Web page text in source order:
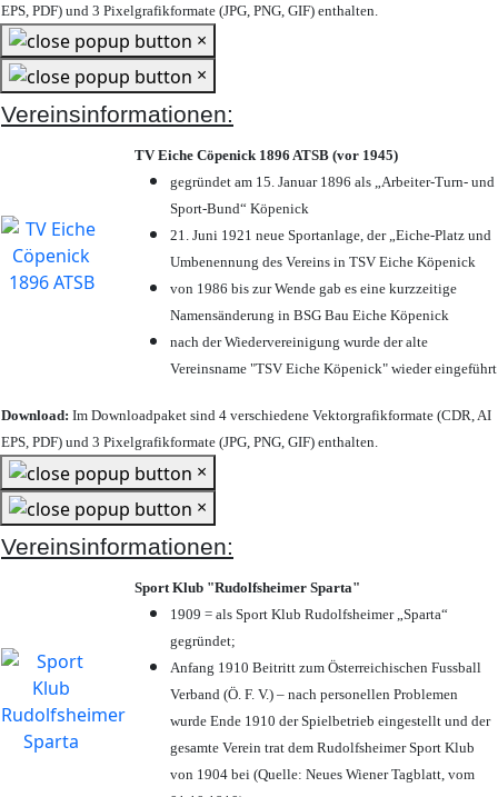
EPS, PDF) und 3 Pixelgrafikformate (JPG, PNG, GIF) enthalten.
×
×
Vereinsinformationen:
TV Eiche Cöpenick 1896 ATSB (vor 1945)
gegründet am 15. Januar 1896 als „Arbeiter-Turn- und
Sport-Bund“ Köpenick
21. Juni 1921 neue Sportanlage, der „Eiche-Platz und
Umbenennung des Vereins in TSV Eiche Köpenick
von 1986 bis zur Wende gab es eine kurzzeitige
Namensänderung in BSG Bau Eiche Köpenick
nach der Wiedervereinigung wurde der alte
Vereinsname "TSV Eiche Köpenick" wieder eingeführt
Download: Im Downloadpaket sind 4 verschiedene Vektorgrafikformate (CDR, AI
EPS, PDF) und 3 Pixelgrafikformate (JPG, PNG, GIF) enthalten.
×
×
Vereinsinformationen:
Sport Klub "Rudolfsheimer Sparta"
1909 = als Sport Klub Rudolfsheimer „Sparta“
gegründet;
Anfang 1910 Beitritt zum Österreichischen Fussball
Verband (Ö. F. V.) – nach personellen Problemen
wurde Ende 1910 der Spielbetrieb eingestellt und der
gesamte Verein trat dem Rudolfsheimer Sport Klub
von 1904 bei (Quelle: Neues Wiener Tagblatt, vom